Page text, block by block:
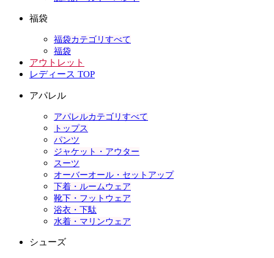
福袋
福袋カテゴリすべて
福袋
アウトレット
レディース TOP
アパレル
アパレルカテゴリすべて
トップス
パンツ
ジャケット・アウター
スーツ
オーバーオール・セットアップ
下着・ルームウェア
靴下・フットウェア
浴衣・下駄
水着・マリンウェア
シューズ